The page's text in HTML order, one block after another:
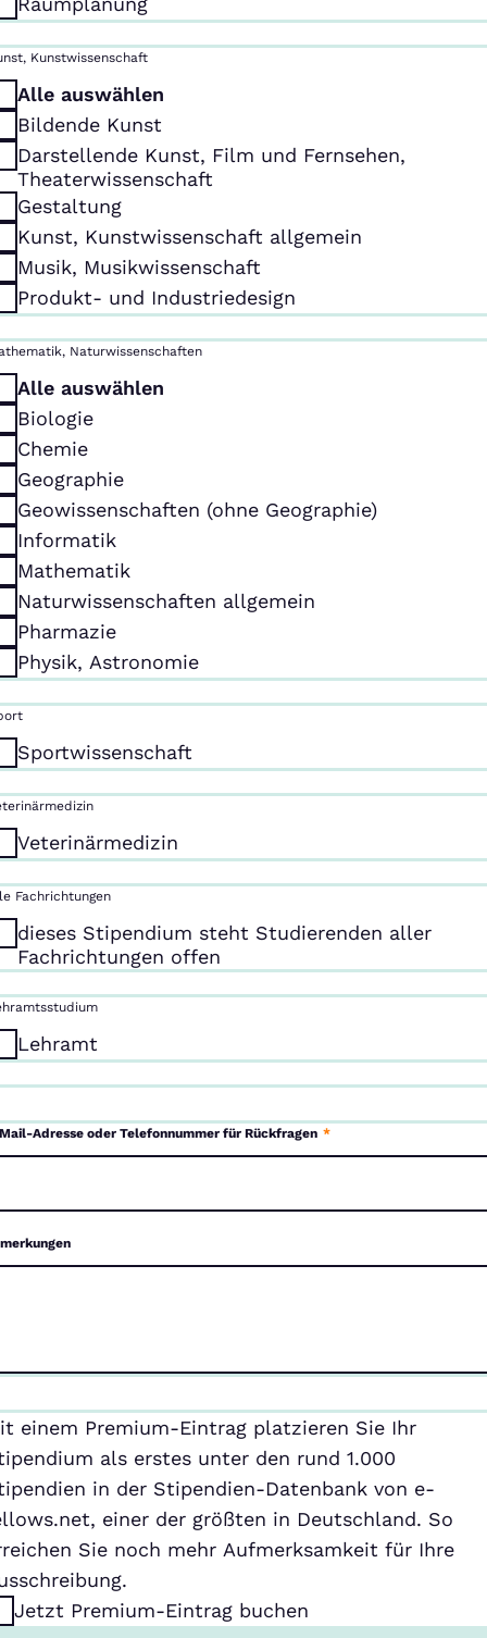
Kunstwissenschaft
Alle auswählen
Bildende Kunst
Darstellende Kunst, Film und Fernsehen,
Theaterwissenschaft
Gestaltung
Kunst, Kunstwissenschaft allgemein
Musik, Musikwissenschaft
Produkt- und Industriedesign
Naturwissenschaften
Alle auswählen
Biologie
Chemie
Geographie
Geowissenschaften (ohne Geographie)
Informatik
Mathematik
Naturwissenschaften allgemein
Pharmazie
Physik, Astronomie
Sportwissenschaft
Veterinärmedizin
Fachrichtungen
dieses Stipendium steht Studierenden aller
Fachrichtungen offen
Lehramt
Adresse oder Telefonnummer für Rückfragen *
einem Premium-Eintrag platzieren Sie Ihr
als erstes unter den rund 1.000
in der Stipendien-Datenbank von e-
einer der größten in Deutschland. So
Sie noch mehr Aufmerksamkeit für Ihre
Jetzt Premium-Eintrag buchen